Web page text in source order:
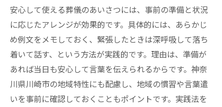
安心して使える葬儀のあいさつには、事前の準備と状況
に応じたアレンジが効果的です。具体的には、あらかじ
め例文をメモしておく、緊張したときは深呼吸して落ち
着いて話す、という方法が実践的です。理由は、準備が
あれば当日も安心して言葉を伝えられるからです。神奈
川県川崎市の地域特性にも配慮し、地域の慣習や言葉遣
いを事前に確認しておくこともポイントです。実践法を